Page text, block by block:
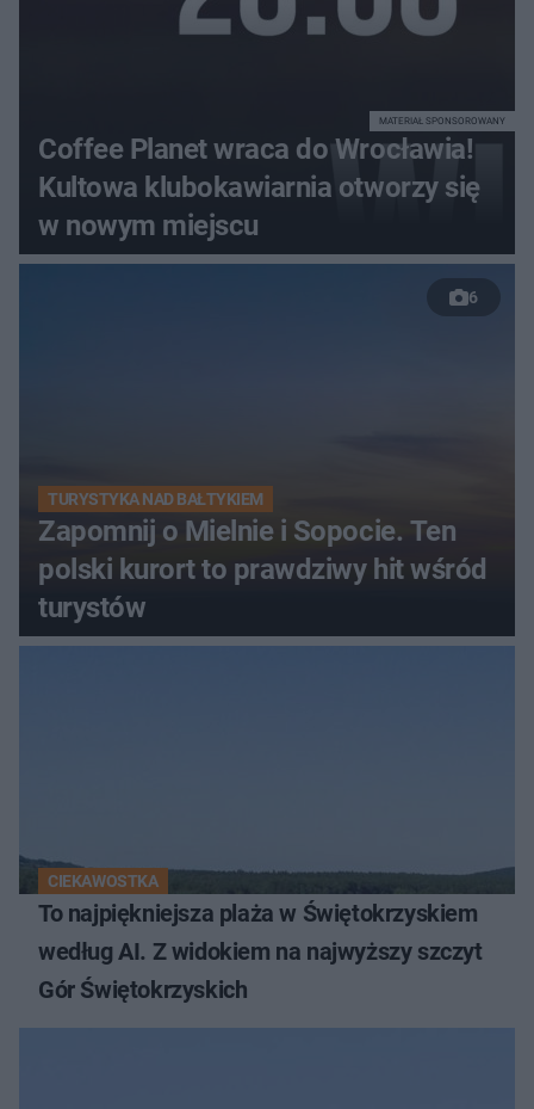
Coffee Planet wraca do Wrocławia!
Kultowa klubokawiarnia otworzy się
w nowym miejscu
MATERIAŁ SPONSOROWANY
6
TURYSTYKA NAD BAŁTYKIEM
Zapomnij o Mielnie i Sopocie. Ten
polski kurort to prawdziwy hit wśród
turystów
CIEKAWOSTKA
To najpiękniejsza plaża w Świętokrzyskiem
według AI. Z widokiem na najwyższy szczyt
Gór Świętokrzyskich